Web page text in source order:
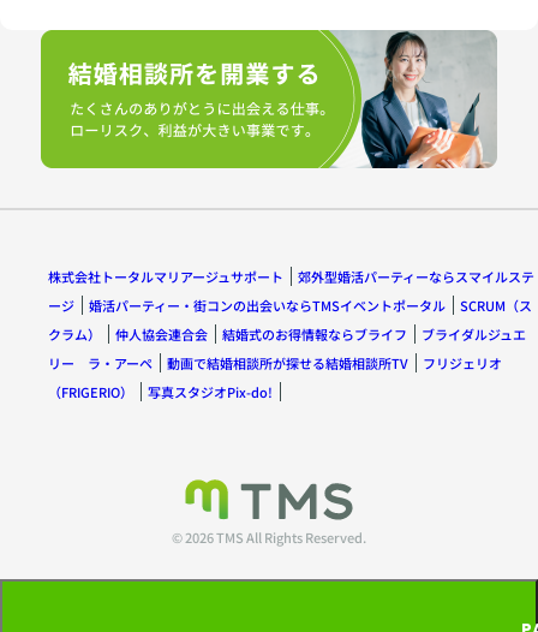
株式会社トータルマリアージュサポート
郊外型婚活パーティーならスマイルステ
ージ
婚活パーティー・街コンの出会いならTMSイベントポータル
SCRUM（ス
クラム）
仲人協会連合会 結婚式のお得情報ならブライフ
ブライダルジュエ
リー ラ・アーペ
動画で結婚相談所が探せる結婚相談所TV
フリジェリオ
（FRIGERIO）
写真スタジオPix-do!
© 2026 TMS All Rights Reserved.